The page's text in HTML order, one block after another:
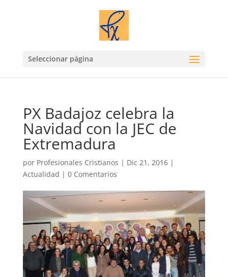
Seleccionar página
PX Badajoz celebra la
Navidad con la JEC de
Extremadura
por Profesionales Cristianos | Dic 21, 2016|
Actualidad | 0 Comentarios